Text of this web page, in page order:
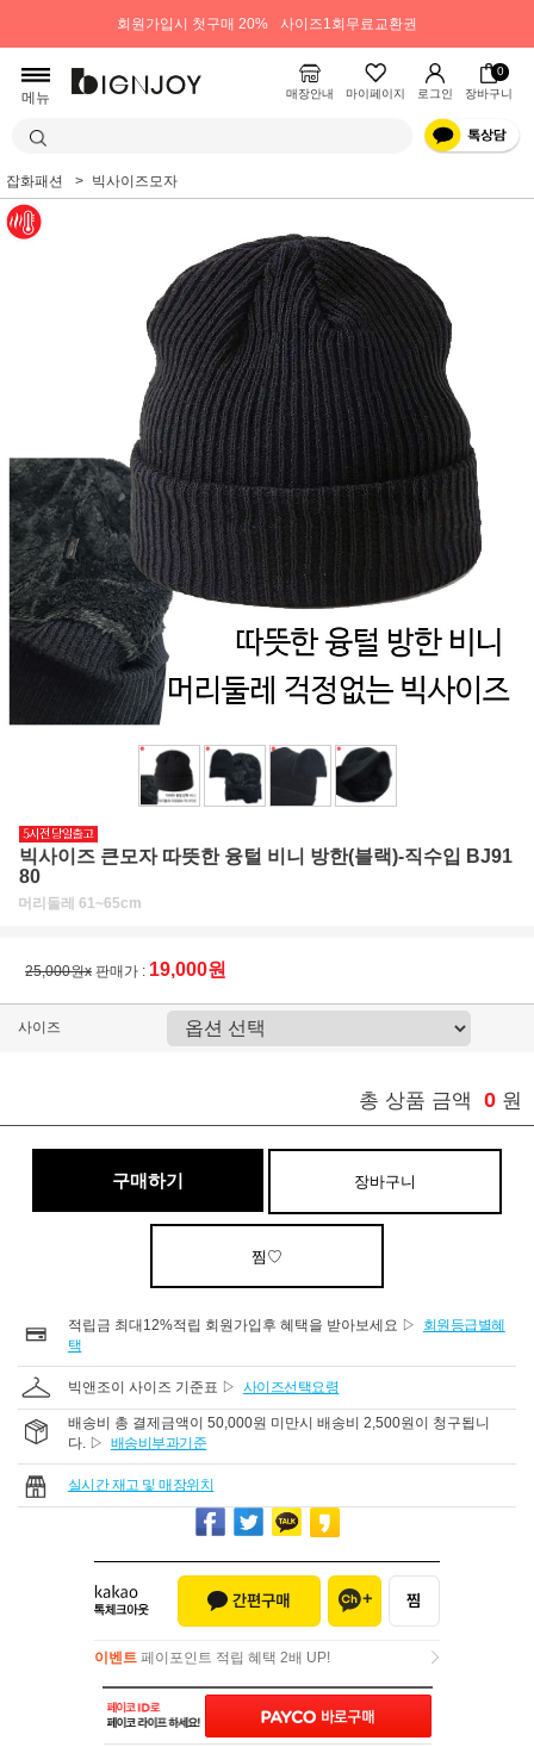
회원가입시 첫구매 20% 사이즈1회무료교환권
메뉴 매장안내 마이페이지 로그인
0
장바구니
잡화패션 빅사이즈모자
빅사이즈 큰모자 따뜻한 융털 비니 방한(블랙)-직수입 BJ91
80
머리둘레 61~65cm
25,000원x 판매가 : 19,000원
사이즈
총 상품 금액 0 원
구매하기 장바구니
찜♡
적립금 최대12%적립 회원가입후 혜택을 받아보세요 ▷
회원등급별혜
택
빅앤조이 사이즈 기준표 ▷ 사이즈선택요령
배송비 총 결제금액이 50,000원 미만시 배송비 2,500원이 청구됩니
다. ▷ 배송비부과기준
실시간 재고 및 매장위치
이벤트 페이포인트 적립 혜택 2배 UP!
이벤트페이포인트 적립 혜택 2배 UP!